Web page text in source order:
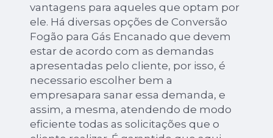
vantagens para aqueles que optam por
ele. Há diversas opções de Conversão
Fogão para Gás Encanado que devem
estar de acordo com as demandas
apresentadas pelo cliente, por isso, é
necessario escolher bem a
empresapara sanar essa demanda, e
assim, a mesma, atendendo de modo
eficiente todas as solicitações que o